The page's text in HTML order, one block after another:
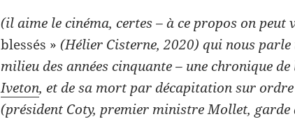
(il aime le cinéma, certes – à ce propos on peut
blessés » (Hélier Cisterne, 2020) qui nous parle
milieu des années cinquante – une chronique
Iveton, et de sa mort par décapitation sur ordre
(président Coty, premier ministre Mollet,